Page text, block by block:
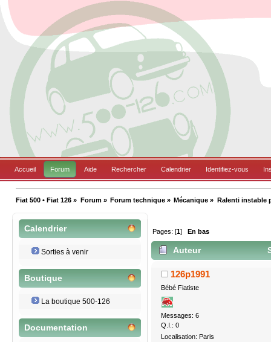
Accueil Forum Aide Rechercher Calendrier Identifiez-vous
Fiat 500 • Fiat 126 » Forum» Forum technique» Mécanique » Ralenti instable
Calendrier
Sorties à venir
Boutique
La boutique 500-126
Documentation
Pages: [1] En bas
Auteur
126p1991
Bébé Fiatiste
Messages: 6
Q.I.: 0
Localisation: Paris